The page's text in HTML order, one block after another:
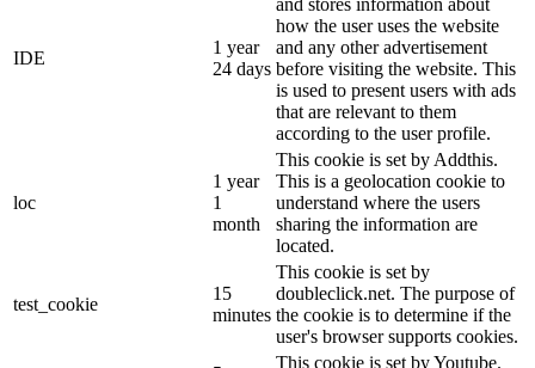
IDE
1 year
24 days
and stores information about
how the user uses the website
and any other advertisement
before visiting the website. This
is used to present users with ads
that are relevant to them
according to the user profile.
loc
1 year
1
month
This cookie is set by Addthis.
This is a geolocation cookie to
understand where the users
sharing the information are
located.
test_cookie
15
minutes
This cookie is set by
doubleclick.net. The purpose of
the cookie is to determine if the
user's browser supports cookies.
This cookie is set by Youtube.